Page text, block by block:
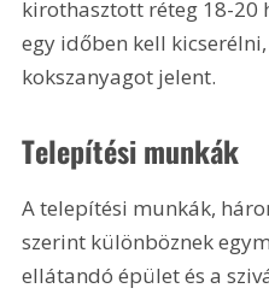
kirothasztott réteg 18-20
egy időben kell
kokszanyagot jelent.
Telepítési munkák
A telepítési munkák,
szerint különböznek
ellátandó épület és a